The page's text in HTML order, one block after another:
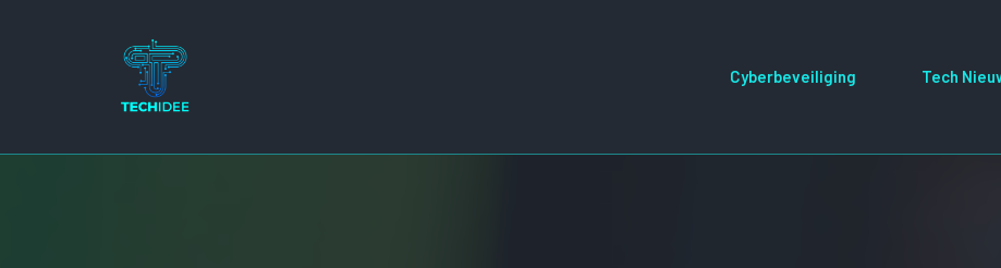
Cyberbeveiliging Tech